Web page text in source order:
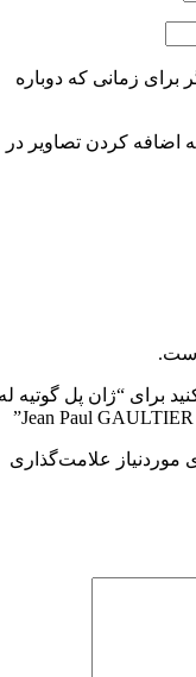
برای زمانی که دوباره
اضافه کردن تصاویر در
برای “ژان پل گوتیه
علامت‌گذاری